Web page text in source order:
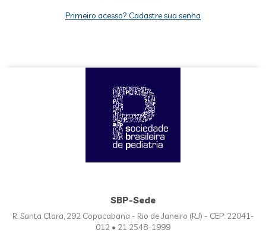
Primeiro acesso? Cadastre sua senha
SBP-Sede
R. Santa Clara, 292 Copacabana - Rio de Janeiro (RJ) - CEP: 22041-
012 • 21 2548-1999